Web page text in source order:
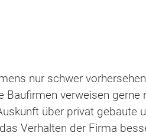
nur schwer
Baufirmen verweisen gerne
über privat gebaute
Verhalten der Firma